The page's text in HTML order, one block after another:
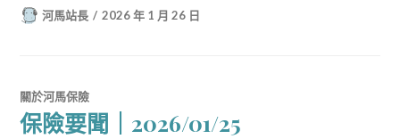
河馬站長 2026 年 1 月 26 日
關於河馬保險
保險要聞｜2026/01/25